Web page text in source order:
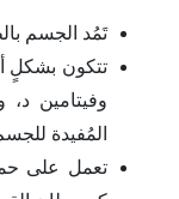
تَمُد الجسم
تتكون بشكلٍ
وفيتامين د،
المُفيدة
تعمل على